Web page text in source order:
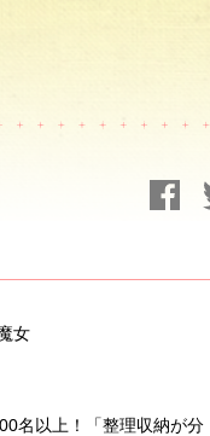
女
名以上！「整理収納が分